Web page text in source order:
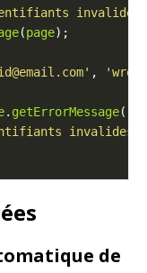
(page
,
. getErrorMessage
invalides'
de